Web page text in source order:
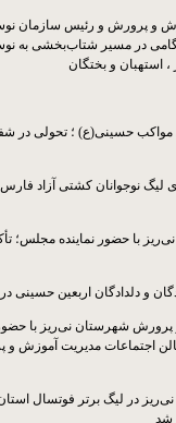
و پرورش و رئیس سازمان
در مسیر شتاب‌بخشی به
استهبان و بختگان
حسینی(ع) ؛ تحولی در
لیگ نوجوانان کشتی آزاد
با حضور نماینده مجلس؛
و دلدادگان اربعین حسینی
شهرستان نی‌ریز با
در سالن اجتماعات مدیریت
نی‌ریز در لیگ برتر فوتسال
شد